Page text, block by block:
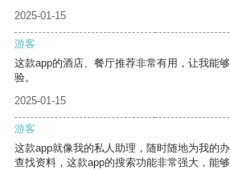
2025-01-15
游客
这款app的酒店、餐厅推荐非常有用，让我能
验。
2025-01-15
游客
这款app就像我的私人助理，随时随地为我的
查找资料，这款app的搜索功能非常强大，能